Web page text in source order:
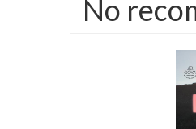
No